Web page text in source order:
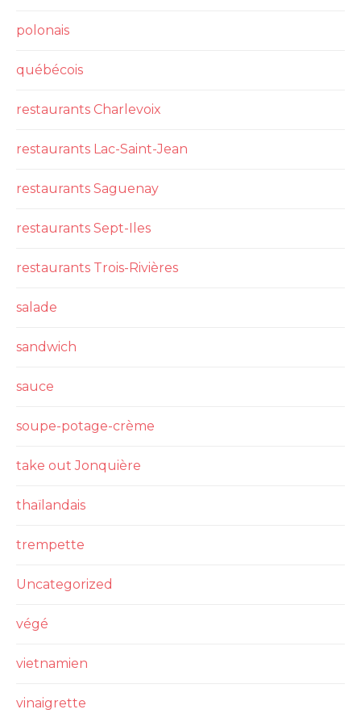
polonais
québécois
restaurants Charlevoix
restaurants Lac-Saint-Jean
restaurants Saguenay
restaurants Sept-Iles
restaurants Trois-Rivières
salade
sandwich
sauce
soupe-potage-crème
take out Jonquière
thaïlandais
trempette
Uncategorized
végé
vietnamien
vinaigrette